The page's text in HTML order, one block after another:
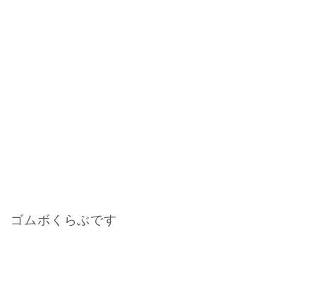
ゴムボくらぶです